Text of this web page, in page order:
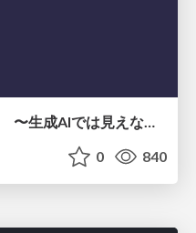
PHP初心者セッション2026 〜生成AIでは見えない裏側を知る：今だからLAMPを通して仕組みを学ぶ〜
0 840